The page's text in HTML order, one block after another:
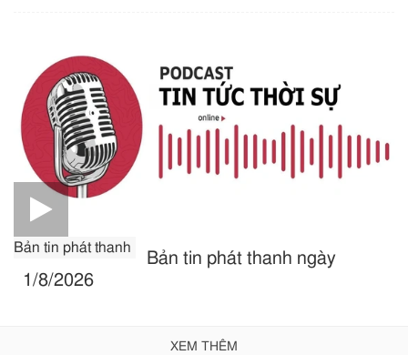
Bản tin phát thanh
Bản tin phát thanh ngày
1/8/2026
XEM THÊM